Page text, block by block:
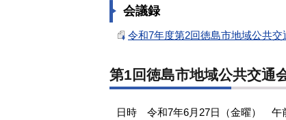
会議録
令和7年度第2回徳島市地域公共
第1回徳島市地域公共交通
日時 令和7年6月27日（金曜） 午